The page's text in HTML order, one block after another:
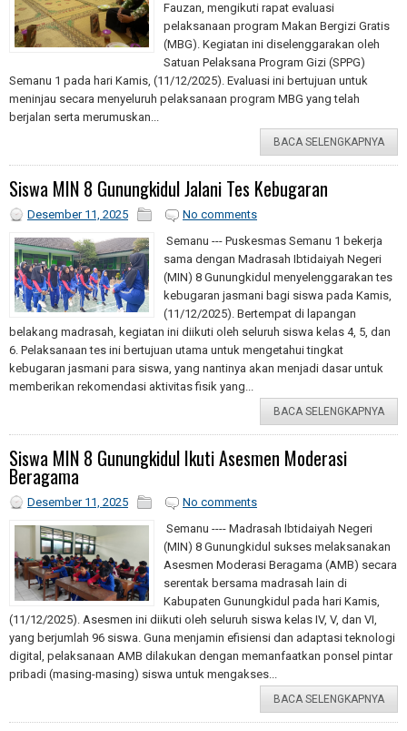
Fauzan, mengikuti rapat evaluasi
pelaksanaan program Makan Bergizi Gratis
(MBG). Kegiatan ini diselenggarakan oleh
Satuan Pelaksana Program Gizi (SPPG)
Semanu 1 pada hari Kamis, (11/12/2025). Evaluasi ini bertujuan untuk
meninjau secara menyeluruh pelaksanaan program MBG yang telah
berjalan serta merumuskan...
BACA SELENGKAPNYA
Siswa MIN 8 Gunungkidul Jalani Tes Kebugaran
Desember 11, 2025
No comments
Semanu --- Puskesmas Semanu 1 bekerja
sama dengan Madrasah Ibtidaiyah Negeri
(MIN) 8 Gunungkidul menyelenggarakan tes
kebugaran jasmani bagi siswa pada Kamis,
(11/12/2025). Bertempat di lapangan
belakang madrasah, kegiatan ini diikuti oleh seluruh siswa kelas 4, 5, dan
6. Pelaksanaan tes ini bertujuan utama untuk mengetahui tingkat
kebugaran jasmani para siswa, yang nantinya akan menjadi dasar untuk
memberikan rekomendasi aktivitas fisik yang...
BACA SELENGKAPNYA
Siswa MIN 8 Gunungkidul Ikuti Asesmen Moderasi
Beragama
Desember 11, 2025
No comments
Semanu ---- Madrasah Ibtidaiyah Negeri
(MIN) 8 Gunungkidul sukses melaksanakan
Asesmen Moderasi Beragama (AMB) secara
serentak bersama madrasah lain di
Kabupaten Gunungkidul pada hari Kamis,
(11/12/2025). Asesmen ini diikuti oleh seluruh siswa kelas IV, V, dan VI,
yang berjumlah 96 siswa. Guna menjamin efisiensi dan adaptasi teknologi
digital, pelaksanaan AMB dilakukan dengan memanfaatkan ponsel pintar
pribadi (masing-masing) siswa untuk mengakses...
BACA SELENGKAPNYA